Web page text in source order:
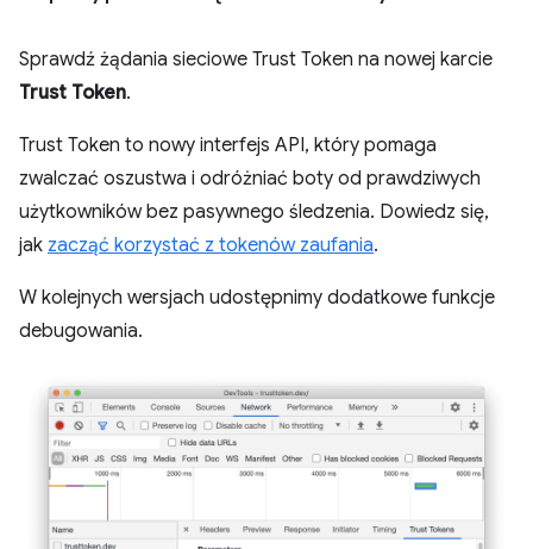
Sprawdź żądania sieciowe Trust Token na nowej karcie
Trust Token.
Trust Token to nowy interfejs API, który pomaga
zwalczać oszustwa i odróżniać boty od prawdziwych
użytkowników bez pasywnego śledzenia. Dowiedz się,
jak zacząć korzystać z tokenów zaufania.
W kolejnych wersjach udostępnimy dodatkowe funkcje
debugowania.